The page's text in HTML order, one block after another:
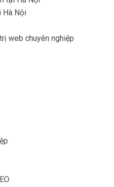
Hà Nội
web chuyên nghiệp